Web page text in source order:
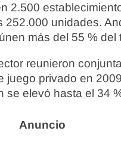
2.500
252.000 unidades.
más del 55 % del
reunieron
juego privado en
se elevó hasta el 34